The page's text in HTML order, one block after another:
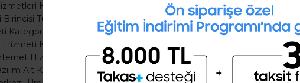
İngilizce seviyeni
ister misin ?
(A1,A2,B1,B2,C1,C2)
Kategori Birincisi Netaş
Türk Telekom
Kategori Birincisi Turknet
Hizmeti Kategori Birincisi KoçSistem
Hizmetleri Kategori Birincisi Biotekno
Alt Kategori Birincisi Softtech